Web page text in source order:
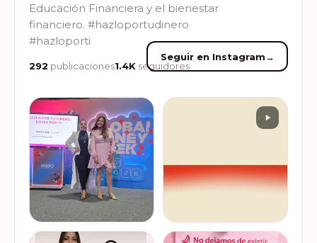
Educación Financiera y el bienestar
financiero. #hazloportudinero
#hazloporti
292 publicaciones1.4K seguidores
Seguir en Instagram→
Felices de haber sido
Del 17 al 22 de marzo se